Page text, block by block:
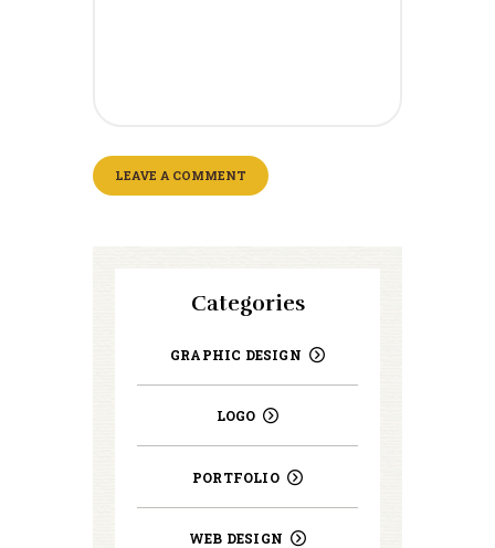
Categories
GRAPHIC DESIGN
LOGO
PORTFOLIO
WEB DESIGN